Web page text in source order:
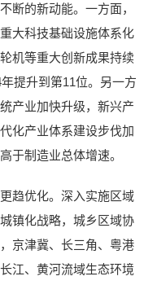
断的新动能。一方面，
大科技基础设施体系化
机等重大创新成果持续
提升到第11位。另一方
产业加快升级，新兴产
化产业体系建设步伐加
于制造业总体增速。
趋优化。深入实施区域
镇化战略，城乡区域协
京津冀、长三角、粤港
江、黄河流域生态环境